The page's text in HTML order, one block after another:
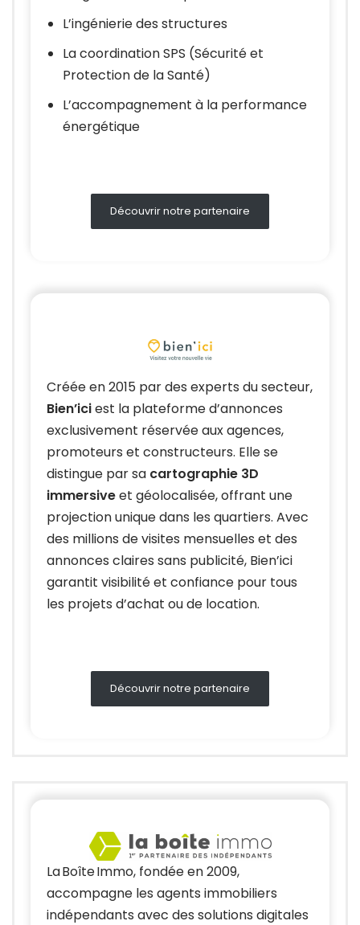
L’ingénierie des structures
La coordination SPS (Sécurité et
Protection de la Santé)
L’accompagnement à la performance
énergétique
Découvrir notre partenaire
Créée en 2015 par des experts du secteur,
Bien’iciest la plateforme d’annonces
exclusivement réservée aux agences,
promoteurs et constructeurs. Elle se
distingue par sa cartographie 3D
immersiveet géolocalisée, offrant une
projection unique dans les quartiers. Avec
des millions de visites mensuelles et des
annonces claires sans publicité, Bien’ici
garantit visibilité et confiance pour tous
les projets d’achat ou de location.
Découvrir notre partenaire
La Boîte Immo, fondée en 2009,
accompagne les agents immobiliers
indépendants avec des solutions digitales